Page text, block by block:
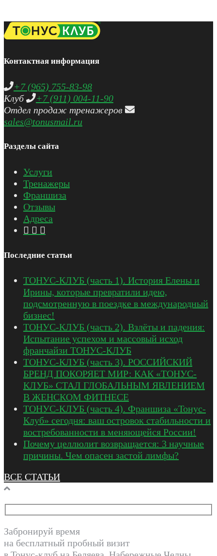
Контактная информация
+7 (965) 755-83-98
Клуб
+7 (911) 004-11-90
Отдел продаж тренажеров
sales@tonusmail.ru
Разделы сайта
Услуги
Тренажеры
Франшиза
Отзывы
Адреса
Последние статьи
ТОНУС-КЛУБ (часть 1). История Елены и
Ирины, которые превратили идею,
подсмотренную в поездке в международный
бизнес!
ТОНУС-КЛУБ (часть 2). Взлёты и падения:
Испытание успехом и массовый исход
франчайзи ТОНУС-КЛУБ
ТОНУС-КЛУБ (часть 3). РОССИЙСКИЙ
БРЕНД ПОКОРЯЕТ МИР: КАК «ТОНУС-
КЛУБ» СТАЛ ГЛОБАЛЬНЫМ ЯВЛЕНИЕМ
В ЖЕНСКОМ ФИТНЕСЕ
ТОНУС-КЛУБ (часть 4). Франшиза «Тонус-
Клуб» сегодня: ваш островок стабильности и
востребованности в меняющейся России!
Почему целлюлит возвращается: 3 научные
причины. Чем опасен застой лимфы?
ВСЕ СТАТЬИ
Забронируй время
на бесплатный пробный визит